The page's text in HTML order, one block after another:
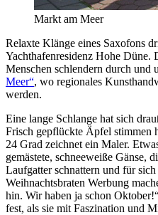
Markt am Meer
Relaxte Klänge eines Saxofons
Yachthafenresidenz Hohe Düne.
Menschen schlendern durch und
Meer“, wo regionales
werden.
Eine lange Schlange hat sich
Frisch gepflückte Äpfel stimmen
24 Grad zeichnet ein Maler.
gemästete, schneeweiße Gänse,
Laufgatter schnattern und für
Weihnachtsbraten Werbung
hin. Wir haben ja schon
fest, als sie mit Faszination und